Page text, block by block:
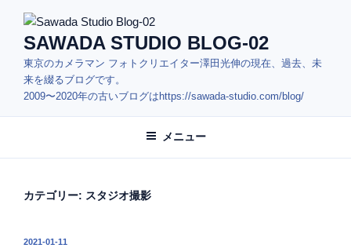
ス
ッ
SAWADA STUDIO BLOG-02
東京のカメラマン フォトクリエイター澤田光伸の現在、過去、未
来を綴るブログです。
2009〜2020年の古いブログはhttps://sawada-studio.com/blog/
メニュー
カテゴリー: スタジオ撮影
投
2021-01-11